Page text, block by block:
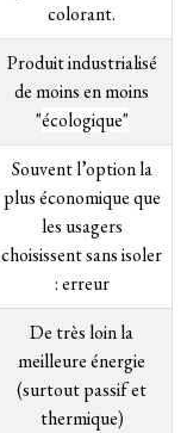
colorant.
Produit industrialisé
de moins en moins
"écologique"
Souvent l’option la
plus économique que
les usagers
choisissent sans isoler
: erreur
De très loin la
meilleure énergie
(surtout passif et
thermique)